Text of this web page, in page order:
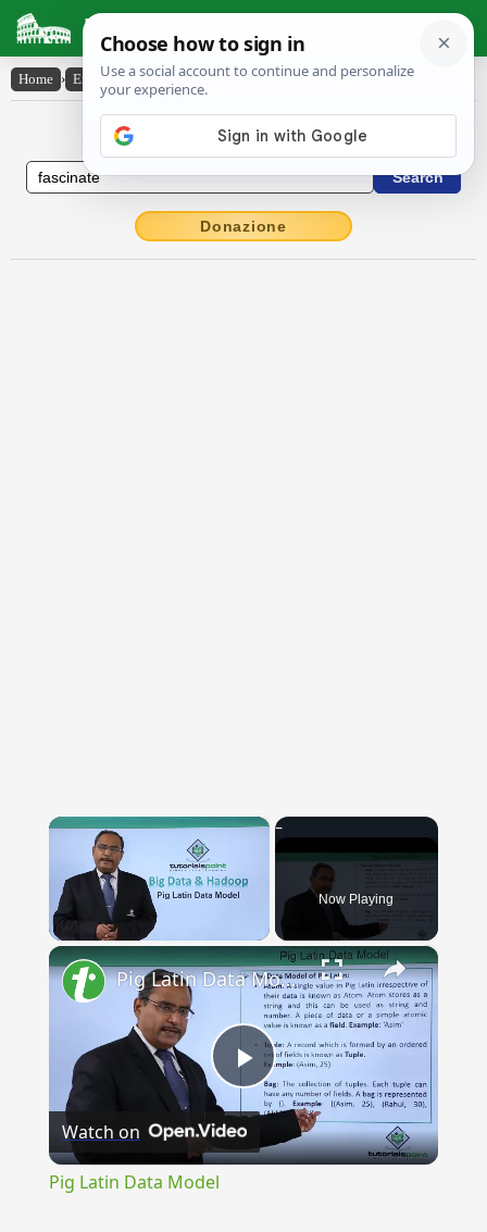
Latin Dictionary
Home › English-Latin › fascinate
English to Latin Dictionary
Donazione
×
Now Playing
×
Play
Video
Pig Latin Data Model
Watch on
Pig Latin Data Model